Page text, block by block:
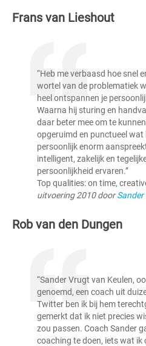
Frans van Lieshout
“Heb me verbaasd hoe snel
wortel van de problematiek
heel ontspannen je
Waarna hij sturing en
daar beter mee om te
opgeruimd en punctueel wat
persoonlijk enorm
intelligent, zakelijk en
persoonlijkheid ervaren.”
Top qualities: on time,
uitvoering 2010 door
Rob van den Dungen
“Sander Vrugt van Keulen,
genoemd, een coach uit
Twitter ben ik bij hem
gemerkt dat ik niet precies
zou passen. Coach Sander
coaching te doen, iets wat